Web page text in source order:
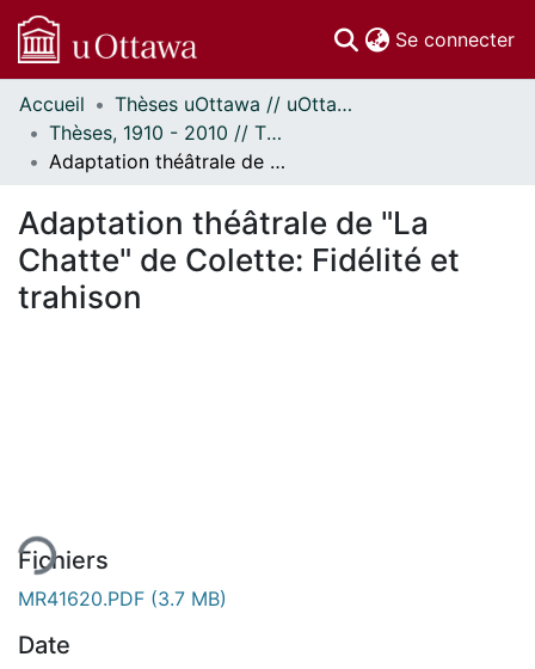
Se connecter
Communautés
et collections
Parcourir
À propos
Accueil
Thèses uOttawa // uOttawa Theses
Thèses, 1910 - 2010 // Theses, 1910 - 2010
Adaptation théâtrale de "La Chatte" de Colette: Fidélité et trahison
Adaptation théâtrale de "La
Chatte" de Colette: Fidélité et
trahison
Fichiers
MR41620.PDF (3.7 MB)
Date